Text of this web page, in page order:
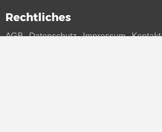
Rechtliches
AGB Datenschutz Impressum Kontakt